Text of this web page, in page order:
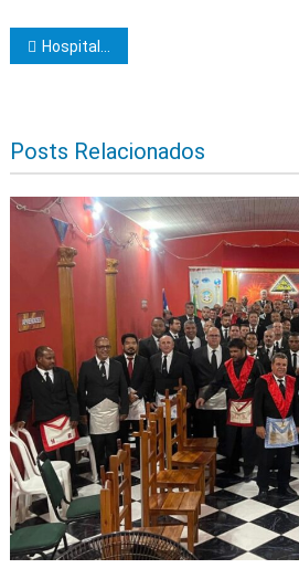
Navegação de Post
Hospital de Base de Itabuna promove blitz educativa de prevenção às ISTs e segurança no trânsito
Posts Relacionados